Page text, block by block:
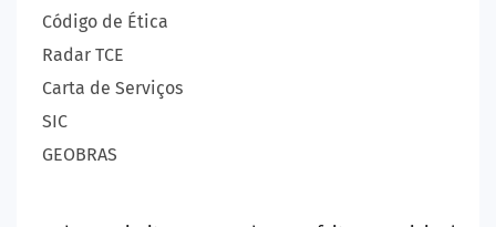
Código de Ética
Radar TCE
Carta de Serviços
SIC
GEOBRAS